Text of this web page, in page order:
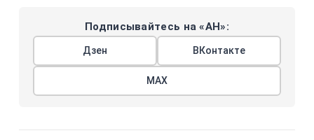
Подписывайтесь на «АН»:
Дзен ВКонтакте
МАХ